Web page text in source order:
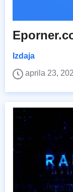
Izdaja
aprila 23,